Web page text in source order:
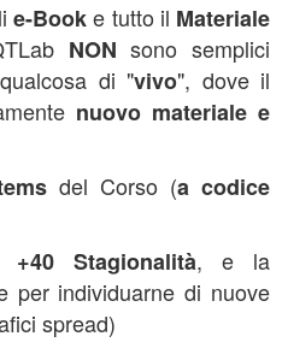
e-Booke tutto il Materiale
NONsono semplici
di "vivo", dove il
nuovo materiale e
del Corso (a codice
+40 Stagionalità, e la
per individuarne di nuove
spread)